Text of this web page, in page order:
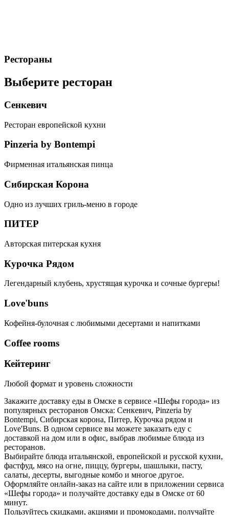
Рестораны
Выберите ресторан
Сенкевич
Ресторан европейской кухни
Pinzeria by Bontempi
Фирменная итальянская пинца
Сибирская Корона
Одно из лучших гриль-меню в городе
ПИТЕР
Авторская питерская кухня
Курочка Рядом
Легендарный клубень, хрустящая курочка и сочные бургеры!
Love'buns
Кофейня-булочная с любимыми десертами и напитками
Coffee rooms
Кейтеринг
Любой формат и уровень сложности
Закажите доставку еды в Омске в сервисе «Шефы города» из
популярных ресторанов Омска: Сенкевич, Pinzeria by
Bontempi, Сибирская корона, Питер, Курочка рядом и
Love'Buns. В одном сервисе вы можете заказать еду с
доставкой на дом или в офис, выбрав любимые блюда из
ресторанов.
Выбирайте блюда итальянской, европейской и русской кухни,
фастфуд, мясо на огне, пиццу, бургеры, шашлыки, пасту,
салаты, десерты, выгодные комбо и многое другое.
Оформляйте онлайн-заказ на сайте или в приложении сервиса
«Шефы города» и получайте доставку еды в Омске от 60
минут.
Пользуйтесь скидками, акциями и промокодами, получайте